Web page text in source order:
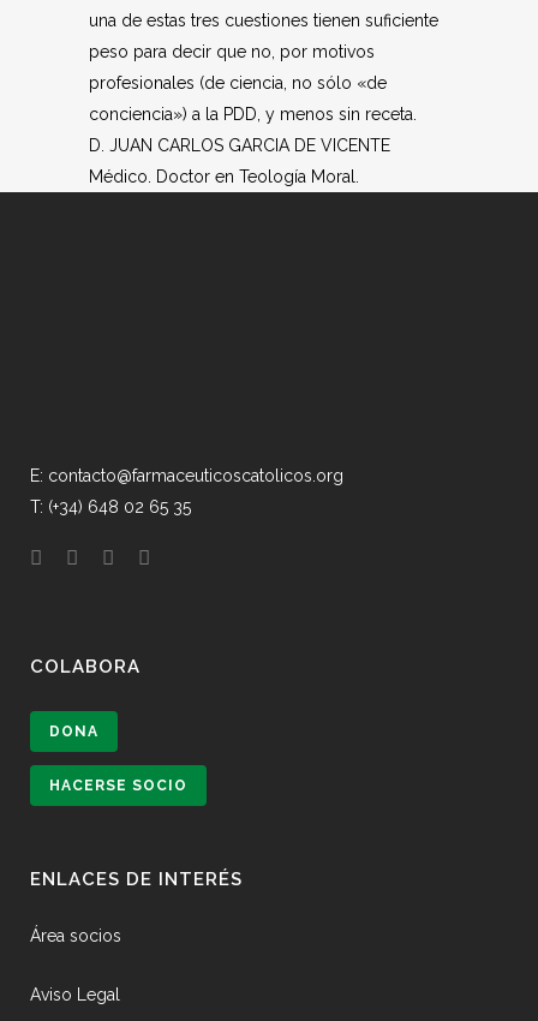
una de estas tres cuestiones tienen suficiente
peso para decir que no, por motivos
profesionales (de ciencia, no sólo «de
conciencia») a la PDD, y menos sin receta.
D. JUAN CARLOS GARCIA DE VICENTE
Médico. Doctor en Teología Moral.
E: contacto@farmaceuticoscatolicos.org
T: (+34) 648 02 65 35
COLABORA
DONA
HACERSE SOCIO
ENLACES DE INTERÉS
Área socios
Aviso Legal